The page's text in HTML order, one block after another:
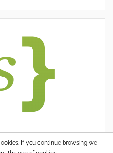
If you continue browsing we